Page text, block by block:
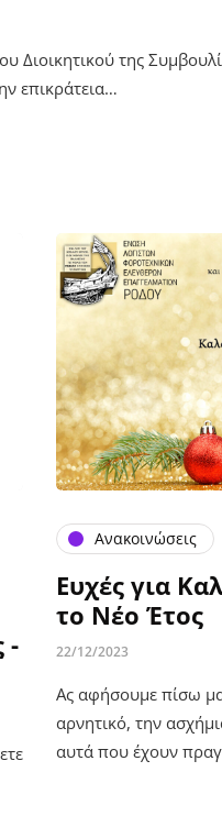
Διοικητικού της
επικράτεια…
-
Ανακοινώσεις
Ευχές για
το Νέο Έτος
22/12/2023
Ας αφήσουμε πίσω
αρνητικό, την
αυτά που έχουν